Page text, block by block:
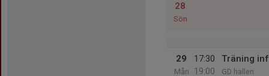
28
Sön
29
Mån
17:30
19:00
Träning
GD hallen